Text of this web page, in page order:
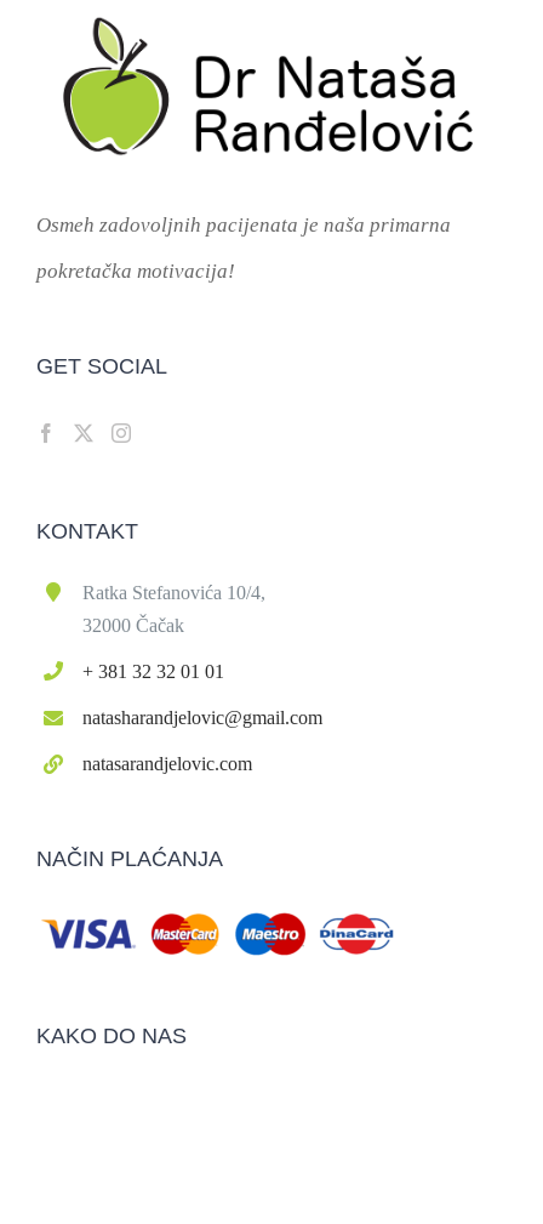
Osmeh zadovoljnih pacijenata je naša primarna
pokretačka motivacija!
GET SOCIAL
KONTAKT
Ratka Stefanovića 10/4,
32000 Čačak
+ 381 32 32 01 01
natasharandjelovic@gmail.com
natasarandjelovic.com
NAČIN PLAĆANJA
KAKO DO NAS